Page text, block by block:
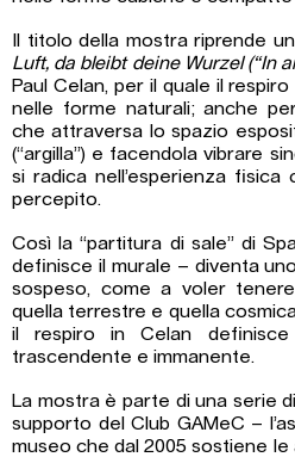
Il titolo della mostra riprende
Luft, da bleibt deine Wurzel (“In
Paul Celan, per il quale il
nelle forme naturali; anche
che attraversa lo spazio
(“argilla”) e facendola vibrare
si radica nell’esperienza
percepito.
Così la “partitura di sale” di
definisce il murale – diventa
sospeso, come a voler
quella terrestre e quella
il respiro in Celan
trascendente e immanente.
La mostra è parte di una serie
supporto del Club GAMeC –
museo che dal 2005 sostiene le